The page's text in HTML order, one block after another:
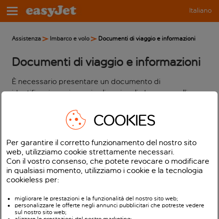
Italiano
Assistenza Imbarco e volo Documenti di viaggio e informazioni
Documenti di viaggio e informazioni
È necessario presentare un documento di
identificazione sia per i voli nazionali che per quelli
Identificazione necessaria per voli nazionali
È necessario un documento d’identità con foto su tutti i
voli nazionali.
I minori di età inferiore ai 16 anni non devono mostrare il
documento di identità sui voli nazionali (Italia esclusa).
L'adulto con cui viaggiano può garantire l’identità del
neonato/bambino.
COOKIES
Per garantire il corretto funzionamento del nostro sito
web, utilizziamo cookie strettamente necessari.
Con il vostro consenso, che potete revocare o modificare
in qualsiasi momento, utilizziamo i cookie e la tecnologia
cookieless per:
migliorare le prestazioni e la funzionalità del nostro sito web;
personalizzare le offerte negli annunci pubblicitari che potreste vedere
sul nostro sito web;